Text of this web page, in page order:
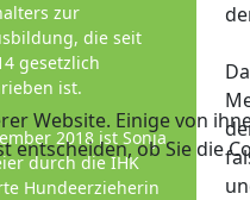
zur
die seit
gesetzlich
ist.
2018 ist Sonja
durch die IHK
Hundeerzieherin
Website. Einige von
entscheiden, ob Sie die